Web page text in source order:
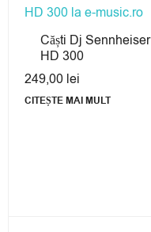
Căști Dj Sennheiser
HD 300
249,00 lei
CITEȘTE MAI MULT